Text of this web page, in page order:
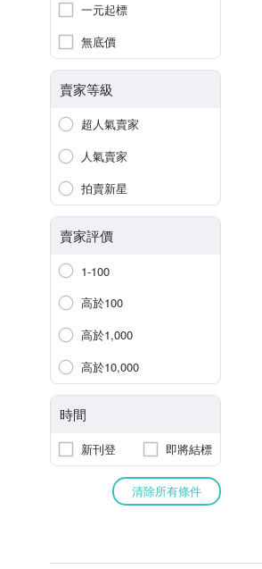
一元起標
無底價
賣家等級
超人氣賣家
人氣賣家
拍賣新星
賣家評價
1-100
高於100
高於1,000
高於10,000
時間
新刊登 即將結標
清除所有條件